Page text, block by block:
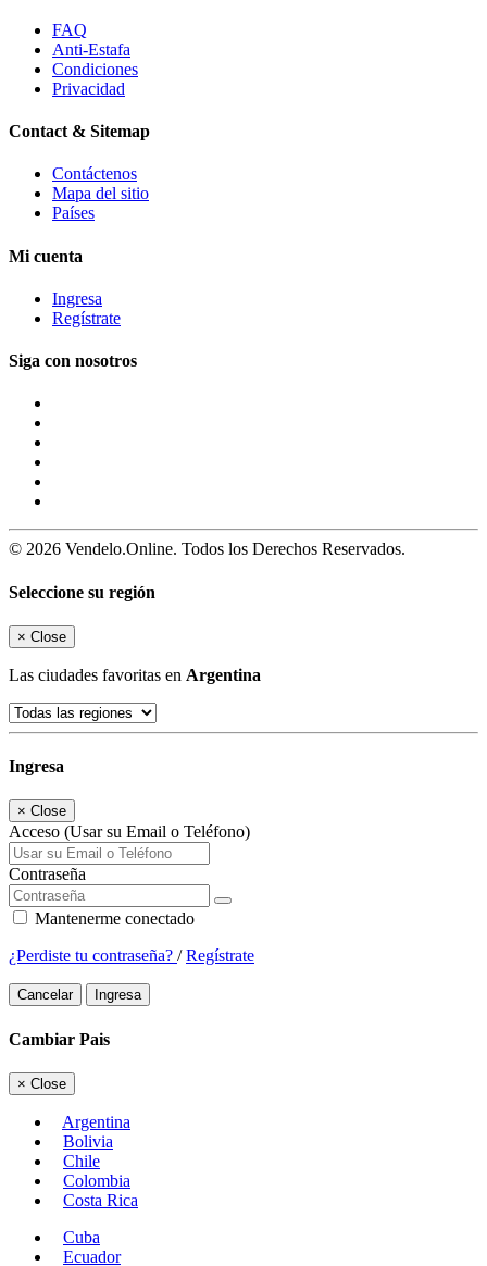
FAQ
Anti-Estafa
Condiciones
Privacidad
Contact & Sitemap
Contáctenos
Mapa del sitio
Países
Mi cuenta
Ingresa
Regístrate
Siga con nosotros
© 2026 Vendelo.Online. Todos los Derechos Reservados.
Seleccione su región
× Close
Las ciudades favoritas en Argentina
Ingresa
× Close
Acceso (Usar su Email o Teléfono)
Contraseña
Mantenerme conectado
¿Perdiste tu contraseña? /Regístrate
Cancelar Ingresa
Cambiar Pais
× Close
Argentina
Bolivia
Chile
Colombia
Costa Rica
Cuba
Ecuador